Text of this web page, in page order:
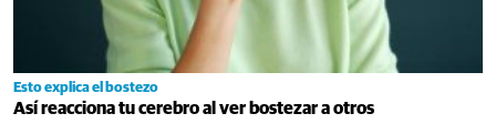
Esto explica el bostezo
Así reacciona tu cerebro al ver bostezar a otros